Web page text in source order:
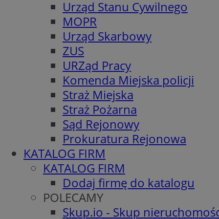
Urząd Stanu Cywilnego
MOPR
Urząd Skarbowy
ZUS
URZąd Pracy
Komenda Miejska policji
Straż Miejska
Straż Pożarna
Sąd Rejonowy
Prokuratura Rejonowa
KATALOG FIRM
KATALOG FIRM
Dodaj firmę do katalogu
POLECAMY
Skup.io - Skup